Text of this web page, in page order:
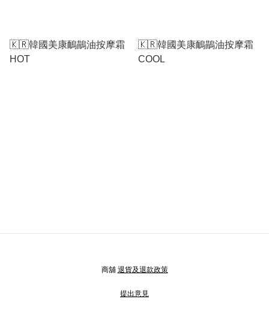
🇰🇷韓國美康鴯鶓油按摩霜
HOT
🇰🇷韓國美康鴯鶓油按摩霜
COOL
商舖 退貨及退款政策
提出意見